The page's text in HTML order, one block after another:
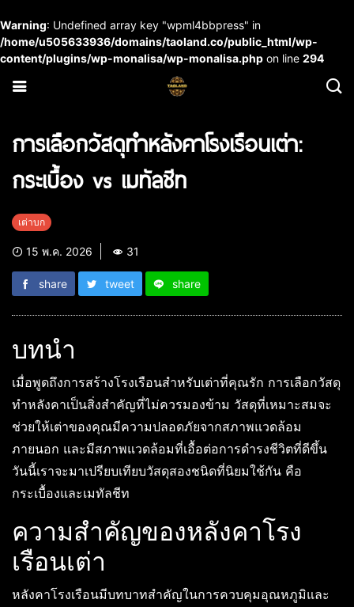
Warning: Undefined array key "wpml4bbpress" in
/home/u505633936/domains/taoland.co/public_html/wp-
content/plugins/wp-monalisa/wp-monalisa.php on line 294
การเลือกวัสดุทำหลังคาโรงเรือนเต่า:
กระเบื้อง vs เมทัลชีท
เต่าบก
15 พ.ค. 2026 31
share tweet share
บทนำ
เมื่อพูดถึงการสร้างโรงเรือนสำหรับเต่าที่คุณรัก การเลือกวัสดุ
ทำหลังคาเป็นสิ่งสำคัญที่ไม่ควรมองข้าม วัสดุที่เหมาะสมจะ
ช่วยให้เต่าของคุณมีความปลอดภัยจากสภาพแวดล้อม
ภายนอก และมีสภาพแวดล้อมที่เอื้อต่อการดำรงชีวิตที่ดีขึ้น
วันนี้เราจะมาเปรียบเทียบวัสดุสองชนิดที่นิยมใช้กัน คือ
กระเบื้องและเมทัลชีท
ความสำคัญของหลังคาโรง
เรือนเต่า
หลังคาโรงเรือนมีบทบาทสำคัญในการควบคุมอุณหภูมิและ